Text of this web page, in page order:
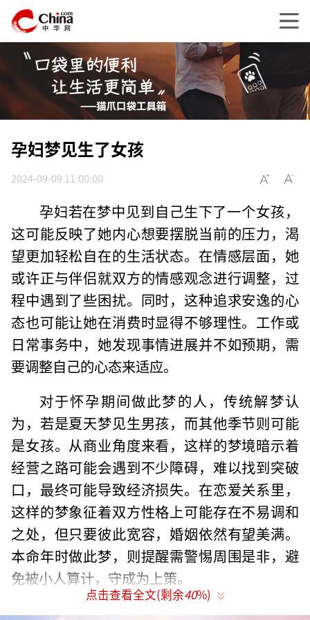
孕妇梦见生了女孩
2024-09-09 11:00:00
孕妇若在梦中见到自己生下了一个女孩，
这可能反映了她内心想要摆脱当前的压力，渴
望更加轻松自在的生活状态。在情感层面，她
或许正与伴侣就双方的情感观念进行调整，过
程中遇到了些困扰。同时，这种追求安逸的心
态也可能让她在消费时显得不够理性。工作或
日常事务中，她发现事情进展并不如预期，需
要调整自己的心态来适应。
对于怀孕期间做此梦的人，传统解梦认
为，若是夏天梦见生男孩，而其他季节则可能
是女孩。从商业角度来看，这样的梦境暗示着
经营之路可能会遇到不少障碍，难以找到突破
口，最终可能导致经济损失。在恋爱关系里，
这样的梦象征着双方性格上可能存在不易调和
之处，但只要彼此宽容，婚姻依然有望美满。
本命年时做此梦，则提醒需警惕周围是非，避
免被小人算计，守成为上策。
梦见孩童通常预示着好消息即将来临，或
点击查看全文(剩余40%)